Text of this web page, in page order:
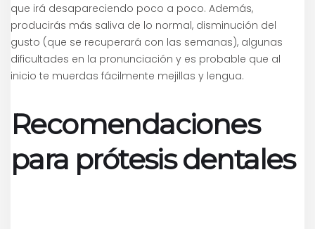
que irá desapareciendo poco a poco. Además,
producirás más saliva de lo normal, disminución del
gusto (que se recuperará con las semanas), algunas
dificultades en la pronunciación y es probable que al
inicio te muerdas fácilmente mejillas y lengua.
Recomendaciones
para prótesis dentales